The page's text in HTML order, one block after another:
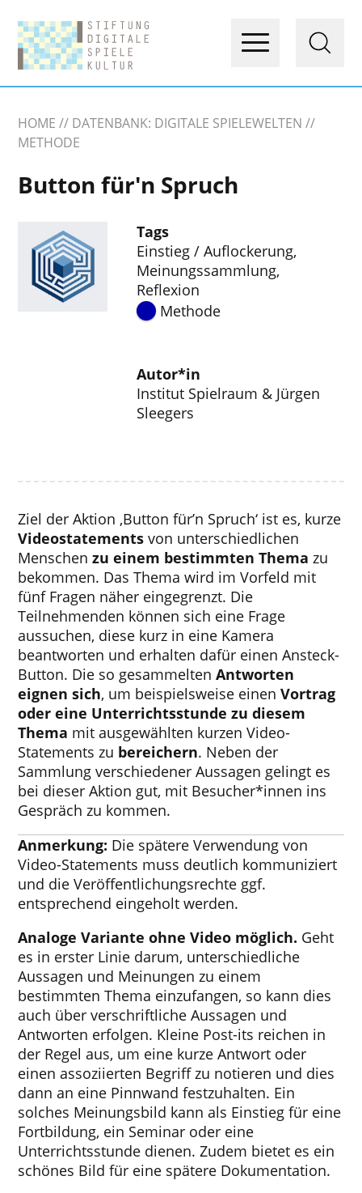
HOME
DATENBANK: DIGITALE SPIELEWELTEN
METHODE
Button für'n Spruch
Tags
Einstieg / Auflockerung,
Meinungssammlung,
Reflexion
Methode
Autor*in
Institut Spielraum & Jürgen
Sleegers
Ziel der Aktion ‚Button für’n Spruch‘ ist es, kurze
Videostatementsvon unterschiedlichen
Menschenzu einem bestimmten Thema zu
bekommen. Das Thema wird im Vorfeld mit
fünf Fragen näher eingegrenzt. Die
Teilnehmenden können sich eine Frage
aussuchen, diese kurz in eine Kamera
beantworten und erhalten dafür einen Ansteck-
Button. Die so gesammelten Antworten
eignen sich, um beispielsweise einenVortrag
oder eine Unterrichtsstunde zu diesem
Thema mit ausgewählten kurzen Video-
Statements zu bereichern. Neben der
Sammlung verschiedener Aussagen gelingt es
bei dieser Aktion gut, mit Besucher*innen ins
Gespräch zu kommen.
Anmerkung: Die spätere Verwendung von
Video-Statements muss deutlich kommuniziert
und die Veröffentlichungsrechte ggf.
entsprechend eingeholt werden.
Analoge Variante ohne Video möglich. Geht
es in erster Linie darum, unterschiedliche
Aussagen und Meinungen zu einem
bestimmten Thema einzufangen, so kann dies
auch über verschriftliche Aussagen und
Antworten erfolgen. Kleine Post-its reichen in
der Regel aus, um eine kurze Antwort oder
einen assoziierten Begriff zu notieren und dies
dann an eine Pinnwand festzuhalten. Ein
solches Meinungsbild kann als Einstieg für eine
Fortbildung, ein Seminar oder eine
Unterrichtsstunde dienen. Zudem bietet es ein
schönes Bild für eine spätere Dokumentation.